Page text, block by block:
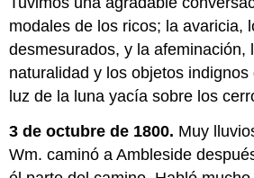
modales de los ricos; la avaricia,
desmesurados, y la afeminación,
naturalidad y los objetos
luz de la luna yacía sobre los
3 de octubre de 1800. Muy
Wm. caminó a Ambleside